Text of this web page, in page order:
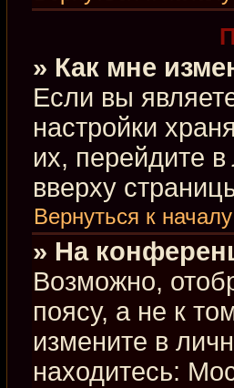
» Как мне
Если вы
настройки
их, перейдите в
вверху
Вернуться к началу
» На
Возможно,
поясу, а не к
измените в
находитесь: